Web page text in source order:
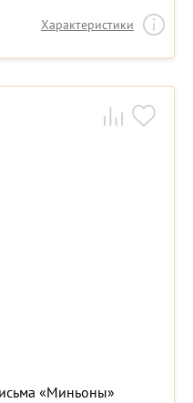
Характеристики
«Миньоны»